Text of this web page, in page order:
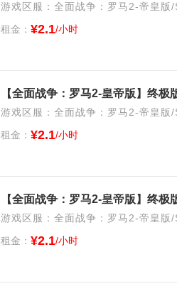
游戏区服：全面战争：罗马2-帝皇版
租金： ¥2.1/小时
【全面战争：罗马2-皇帝版】终
游戏区服：全面战争：罗马2-帝皇版
租金： ¥2.1/小时
【全面战争：罗马2-皇帝版】终
游戏区服：全面战争：罗马2-帝皇版
租金： ¥2.1/小时